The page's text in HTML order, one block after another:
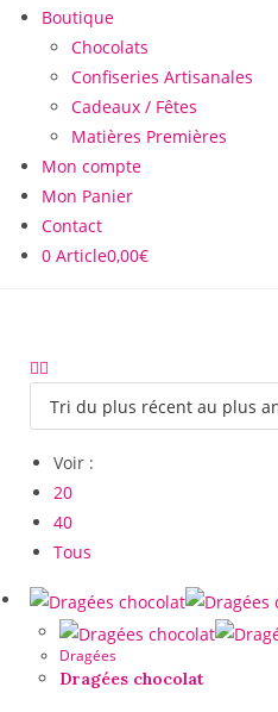
Boutique
Chocolats
Confiseries Artisanales
Cadeaux / Fêtes
Matières Premières
Mon compte
Mon Panier
Contact
0 Article0,00€
Voir :
20
40
Tous
Dragées
Dragées chocolat